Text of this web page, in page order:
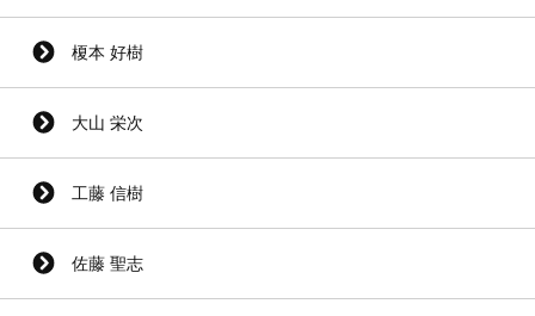
榎本 好樹
大山 栄次
工藤 信樹
佐藤 聖志